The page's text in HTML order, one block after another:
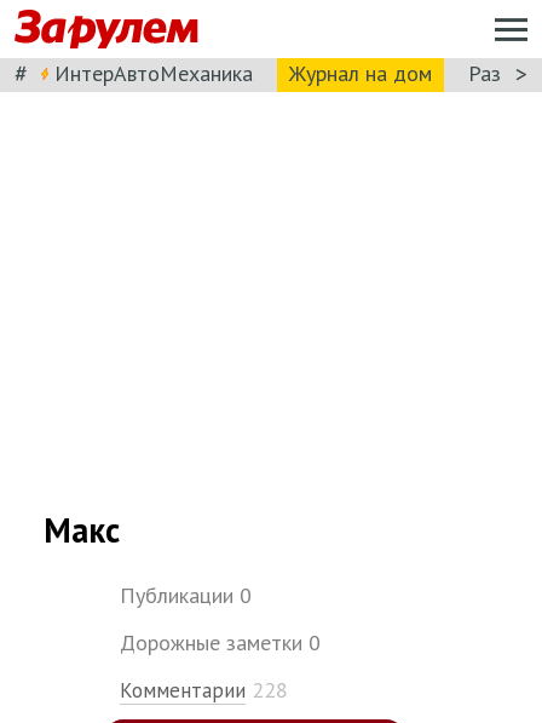
# ИнтерАвтоМеханика Журнал на дом >
Макс
Публикации 0
Дорожные заметки 0
Комментарии 228